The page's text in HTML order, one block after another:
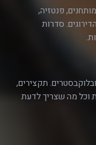
פנטזיה,
סדרות
תקצירים,
וכל מה שצריך לדעת